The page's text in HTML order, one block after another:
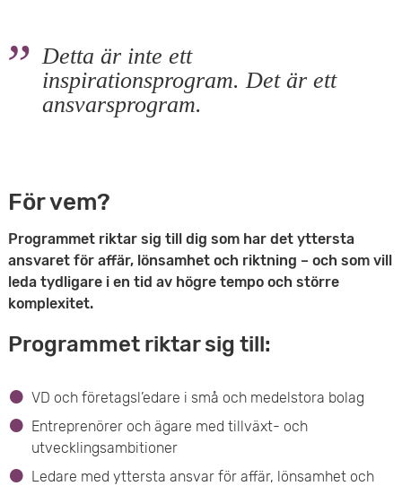
Detta är inte ett
inspirationsprogram. Det är ett
ansvarsprogram.
För vem?
Programmet riktar sig till dig som har det yttersta
ansvaret för affär, lönsamhet och riktning – och som vill
leda tydligare i en tid av högre tempo och större
komplexitet.
Programmet riktar sig till:
VD och företagsl’edare i små och medelstora bolag
Entreprenörer och ägare med tillväxt- och
utvecklingsambitioner
Ledare med yttersta ansvar för affär, lönsamhet och